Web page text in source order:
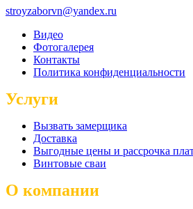
stroyzaborvn@yandex.ru
Видео
Фотогалерея
Контакты
Политика конфиденциальности
Услуги
Вызвать замерщика
Доставка
Выгодные цены и рассрочка
Винтовые сваи
О компании